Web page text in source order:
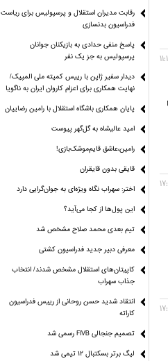
رقابت مدیران استقلال و پرسپولیس برای ریاست
فدراسیون بدنسازی
پاسخ منفی حدادی به بازیکنان جوانان
پرسپولیس به جز یک نفر
دیدار سفیر ژاپن با رییس کمیته ملی المپیک/
نهایت همکاری برای اعزام کاروان ایران به ناگویا
پایان همکاری باشگاه استقلال با رامین رضاییان
امید عالیشاه به گل‌گهر پیوست
رامین،عاشق قایم‌موشک‌بازی!
قایقی بدون قایقران
اختر: سهراب نگاه ویژه‌ای به جوان‌گرایی دارد
این پول‌ها از کجا می‌آید؟
تیم بعدی محمد صلاح مشخص شد
معرفی دبیر جدید فدراسیون کشتی
کاپیتان‌های استقلال مشخص شدند/ انتخاب
جذاب سهراب
انتقاد شدید حسن روحانی از رییس فدراسیون
کاراته
تصمیم جنجالی FIVB رسمی شد
لیگ برتر بسکتبال ۱۲ تیمی شد